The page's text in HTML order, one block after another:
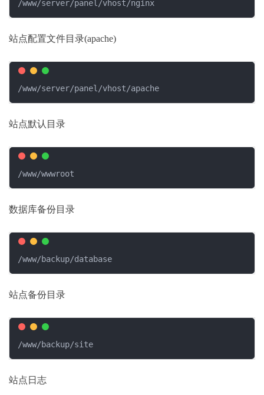
/www/server/panel/vhost/nginx
站点配置文件目录(apache)
/www/server/panel/vhost/apache
站点默认目录
/www/wwwroot
数据库备份目录
/www/backup/database
站点备份目录
/www/backup/site
站点日志